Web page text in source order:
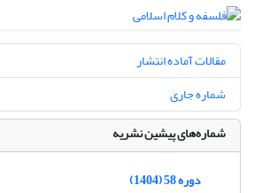
مقالات آماده انتشار
شماره جاری
شماره‌های پیشین نشریه
دوره 58 (1404)